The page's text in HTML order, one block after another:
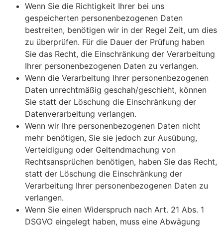
Wenn Sie die Richtigkeit Ihrer bei uns
gespeicherten personenbezogenen Daten
bestreiten, benötigen wir in der Regel Zeit, um dies
zu überprüfen. Für die Dauer der Prüfung haben
Sie das Recht, die Einschränkung der Verarbeitung
Ihrer personenbezogenen Daten zu verlangen.
Wenn die Verarbeitung Ihrer personenbezogenen
Daten unrechtmäßig geschah/geschieht, können
Sie statt der Löschung die Einschränkung der
Datenverarbeitung verlangen.
Wenn wir Ihre personenbezogenen Daten nicht
mehr benötigen, Sie sie jedoch zur Ausübung,
Verteidigung oder Geltendmachung von
Rechtsansprüchen benötigen, haben Sie das Recht,
statt der Löschung die Einschränkung der
Verarbeitung Ihrer personenbezogenen Daten zu
verlangen.
Wenn Sie einen Widerspruch nach Art. 21 Abs. 1
DSGVO eingelegt haben, muss eine Abwägung